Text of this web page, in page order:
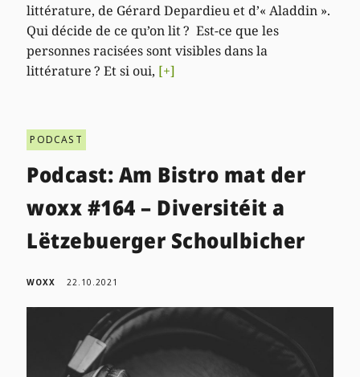
littérature, de Gérard Depardieu et d’« Aladdin ».
Qui décide de ce qu’on lit ? Est-ce que les
personnes racisées sont visibles dans la
littérature ? Et si oui, [+]
PODCAST
Podcast: Am Bistro mat der
woxx #164 – Diversitéit a
Lëtzebuerger Schoulbicher
WOXX 22.10.2021